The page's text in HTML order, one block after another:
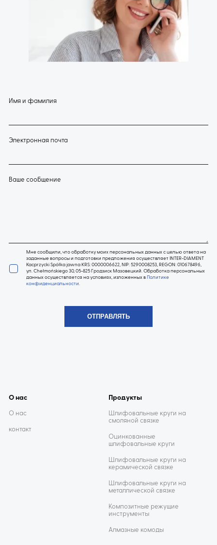
Имя и фамилия
Электронная почта
Ваше сообщение
Мне сообщили, что обработку моих персональных данных с целью ответа на
заданные вопросы и подготовки предложения осуществляет INTER-DIAMENT
Kacprzycki Spółka jawna KRS: 0000006622, NIP: 5290008253, REGON: 010678496,
ул. Chełmońskiego 30, 05-825 Гродзиск Мазовецкий. Обработка персональных
данных осуществляется на условиях, изложенных в Политике
конфиденциальности.
О нас
О нас
контакт
Продукты
Шлифовальные круги на
смоляной связке
Оцинкованные
шлифовальные круги
Шлифовальные круги на
керамической связке
Шлифовальные круги на
металлической связке
Композитные режущие
инструменты
Алмазные комоды